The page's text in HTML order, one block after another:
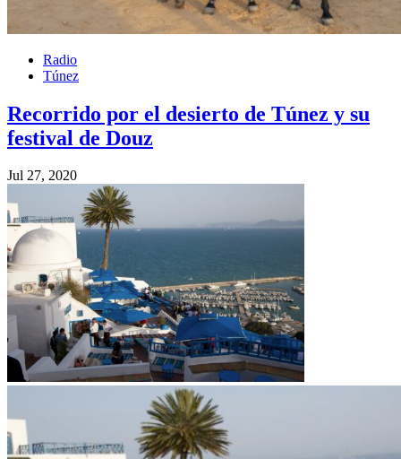
Radio
Túnez
Recorrido por el desierto de Túnez y su
festival de Douz
Jul 27, 2020